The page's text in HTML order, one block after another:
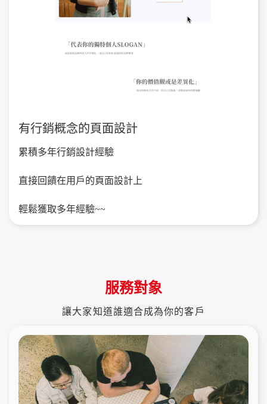
有行銷概念的頁面設計
累積多年行銷設計經驗
直接回饋在用戶的頁面設計上
輕鬆獲取多年經驗~~
服務對象
讓大家知道誰適合成為你的客戶